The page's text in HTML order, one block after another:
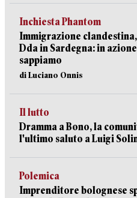
Inchiesta Phantom
Immigrazione
Dda in Sardegna: in
sappiamo
di Luciano Onnis
Il lutto
Dramma a Bono, la
l'ultimo saluto a Luigi
Polemica
Imprenditore bolognese